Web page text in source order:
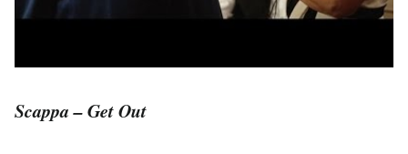
Scappa – Get Out